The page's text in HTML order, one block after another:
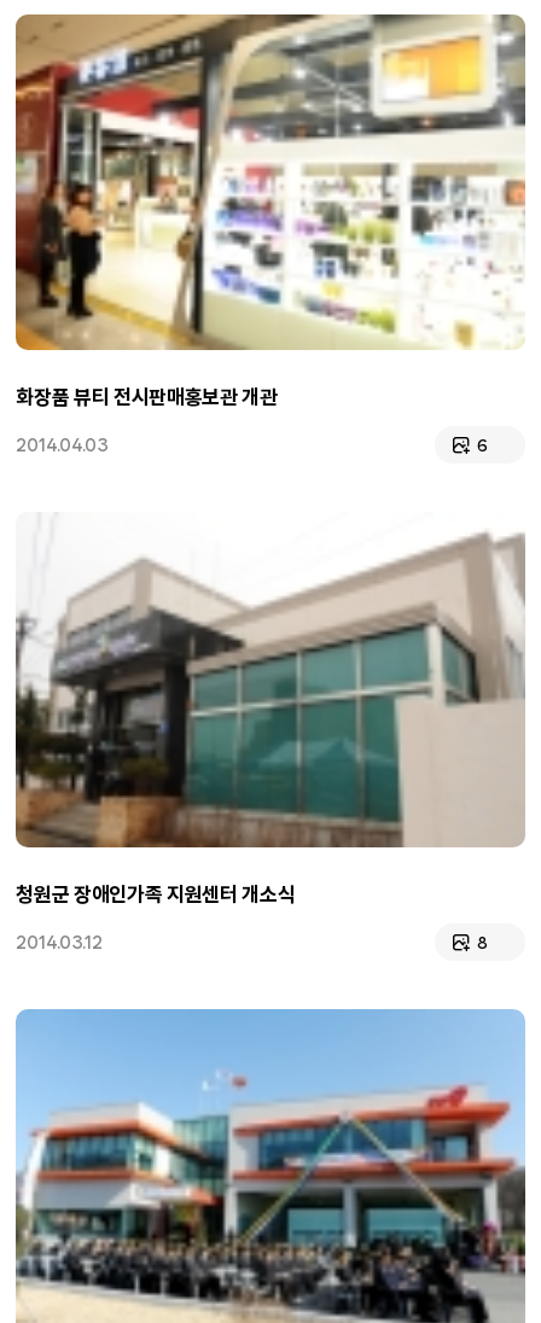
화장품 뷰티 전시판매홍보관 개관
2014.04.03 6
청원군 장애인가족 지원센터 개소식
2014.03.12 8